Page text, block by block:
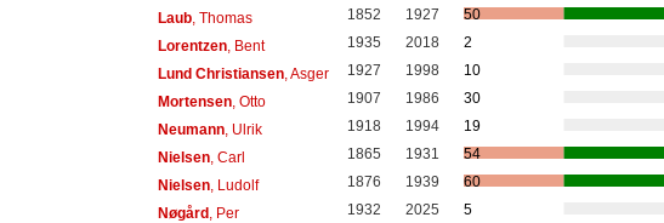
Laub, Thomas 1852 1927
50
Lorentzen, Bent 1935 2018
2
Lund Christiansen, Asger 1927 1998
10
Mortensen, Otto 1907 1986
30
Neumann, Ulrik 1918 1994
19
Nielsen, Carl 1865 1931
54
Nielsen, Ludolf 1876 1939
60
Nøgård, Per 1932 2025
5